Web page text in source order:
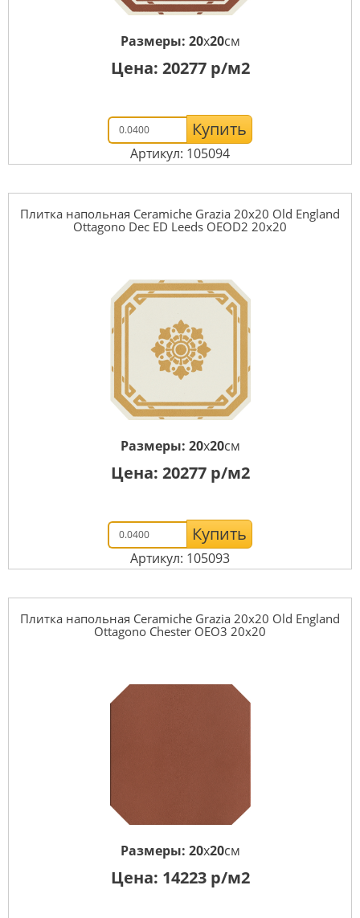
Размеры: 20x20см
Цена: 20277р/м2
Купить
Артикул: 105094
Плитка напольная Ceramiche Grazia 20x20 Old England
Ottagono Dec ED Leeds OEOD2 20x20
Размеры: 20x20см
Цена: 20277р/м2
Купить
Артикул: 105093
Плитка напольная Ceramiche Grazia 20x20 Old England
Ottagono Chester OEO3 20x20
Размеры: 20x20см
Цена: 14223р/м2